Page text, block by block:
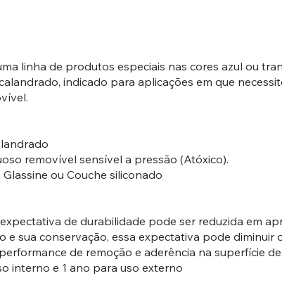
linha de produtos especiais nas cores azul ou
indicado para aplicações em que
removível sensível a pressão (Atóxico).
ou Couche siliconado
de durabilidade pode ser reduzida em
e sua conservação, essa expectativa pode diminuir
de remoção e aderência na superfície
interno e 1 ano para uso externo